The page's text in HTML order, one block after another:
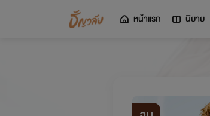
หน้าแรก นิยาย